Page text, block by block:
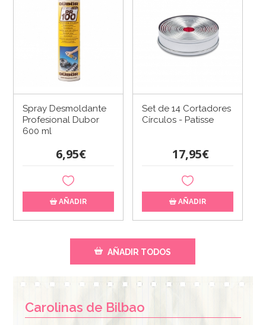
Spray Desmoldante
Profesional Dubor
600 ml
6,95€
AÑADIR
Set de 14 Cortadores
Círculos - Patisse
17,95€
AÑADIR
AÑADIR TODOS
Carolinas de Bilbao